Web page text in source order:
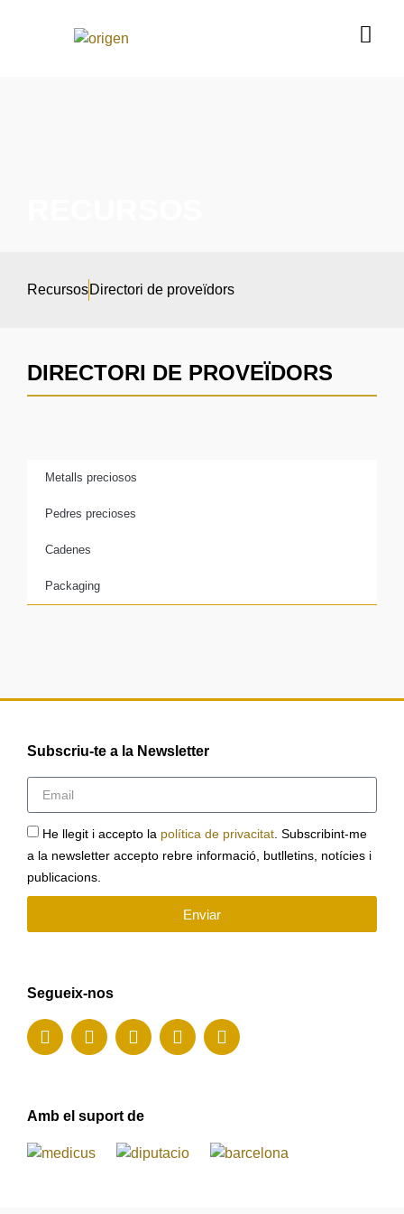
RecursosDirectori de proveïdors
DIRECTORI DE PROVEÏDORS
Metalls preciosos
Pedres precioses
Cadenes
Packaging
Subscriu-te a la Newsletter
He llegit i accepto la política de privacitat . Subscribint-me
a la newsletter accepto rebre informació, butlletins, notícies i
publicacions.
Enviar
Segueix-nos
Amb el suport de